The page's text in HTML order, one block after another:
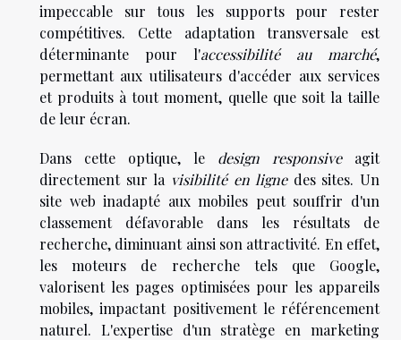
impeccable sur tous les supports pour rester
compétitives. Cette adaptation transversale est
déterminante pour l'accessibilité au marché,
permettant aux utilisateurs d'accéder aux services
et produits à tout moment, quelle que soit la taille
de leur écran.
Dans cette optique, le design responsiveagit
directement sur la visibilité en lignedes sites. Un
site web inadapté aux mobiles peut souffrir d'un
classement défavorable dans les résultats de
recherche, diminuant ainsi son attractivité. En effet,
les moteurs de recherche tels que Google,
valorisent les pages optimisées pour les appareils
mobiles, impactant positivement le référencement
naturel. L'expertise d'un stratège en marketing